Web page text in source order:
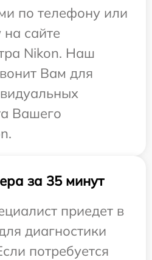
по телефону или
на сайте
Nikon. Наш
Вам для
Вашего
за 35 минут
приедет в
диагностики
потребуется